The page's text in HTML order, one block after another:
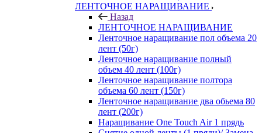
ЛЕНТОЧНОЕ НАРАЩИВАНИЕ
Назад
ЛЕНТОЧНОЕ НАРАЩИВАНИЕ
Ленточное наращивание пол объема 20
лент (50г)
Ленточное наращивание полный
объем 40 лент (100г)
Ленточное наращивание полтора
объема 60 лент (150г)
Ленточное наращивание два обьема 80
лент (200г)
Наращивание One Touch Air 1 прядь